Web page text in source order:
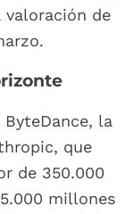
valoración de
ByteDance, la
que
de 350.000
millones